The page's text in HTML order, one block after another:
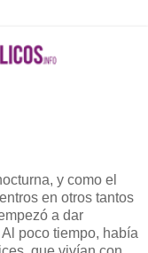
y como el
en otros tantos
a dar
poco tiempo, había